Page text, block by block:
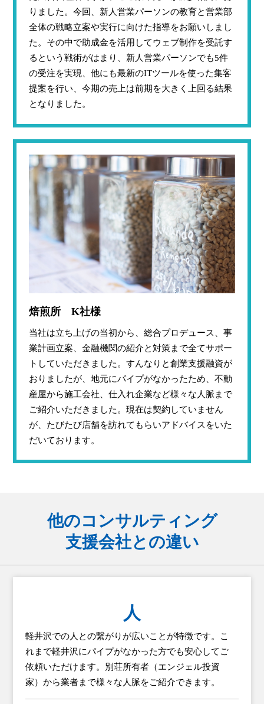
りました。今回、新人営業パーソンの教育と営業部
全体の戦略立案や実行に向けた指導をお願いしまし
た。その中で助成金を活用してウェブ制作を受託す
るという戦術がはまり、新人営業パーソンでも5件
の受注を実現、他にも最新のITツールを使った集客
提案を行い、今期の売上は前期を大きく上回る結果
となりました。
焙煎所 K社様
当社は立ち上げの当初から、総合プロデュース、事
業計画立案、金融機関の紹介と対策まで全てサポー
トしていただきました。すんなりと創業支援融資が
おりましたが、地元にパイプがなかったため、不動
産屋から施工会社、仕入れ企業など様々な人脈まで
ご紹介いただきました。現在は契約していません
が、たびたび店舗を訪れてもらいアドバイスをいた
だいております。
他のコンサルティング
支援会社との違い
人
軽井沢での人との繋がりが広いことが特徴です。こ
れまで軽井沢にパイプがなかった方でも安心してご
依頼いただけます。別荘所有者（エンジェル投資
家）から業者まで様々な人脈をご紹介できます。